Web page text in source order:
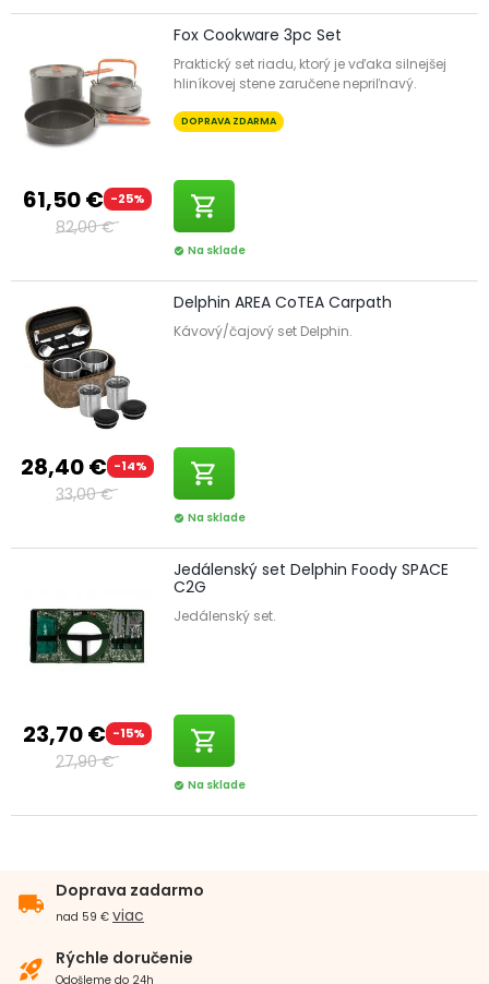
61,50 € -25%
82,00 €
Fox Cookware 3pc Set
Praktický set riadu, ktorý je vďaka silnejšej
hliníkovej stene zaručene nepriľnavý.
DOPRAVA ZDARMA
shopping_cart
check_circle Na sklade
28,40 € -14%
33,00 €
Delphin AREA CoTEA Carpath
Kávový/čajový set Delphin.
shopping_cart
check_circle Na sklade
23,70 € -15%
27,90 €
Jedálenský set Delphin Foody SPACE
C2G
Jedálenský set.
shopping_cart
check_circle Na sklade
local_shipping
Doprava zadarmo
nad 59 € viac
rocket_launch Rýchle doručenie
Odošleme do 24h